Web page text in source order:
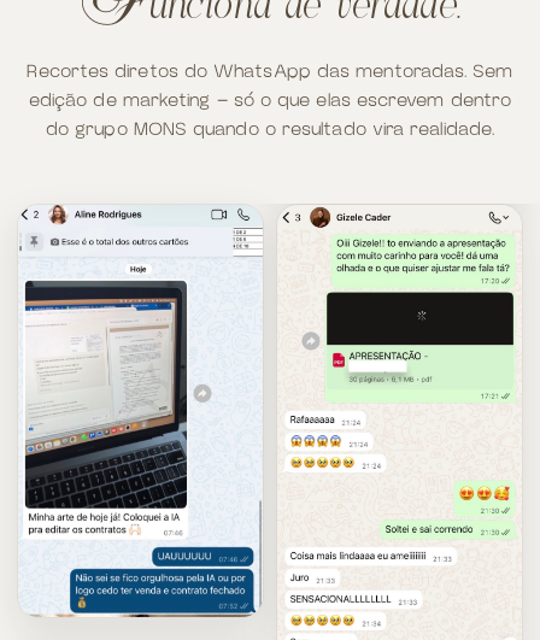
Recortes diretos do WhatsApp das mentoradas. Sem
edição de marketing — só o que elas escrevem dentro
do grupo MONS quando o resultado vira realidade.